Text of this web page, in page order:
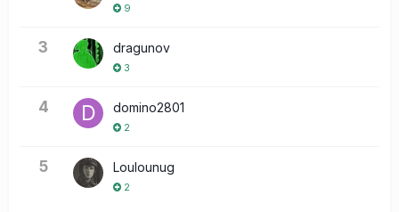
9
3 dragunov
3
4 domino2801
2
5 Loulounug
2